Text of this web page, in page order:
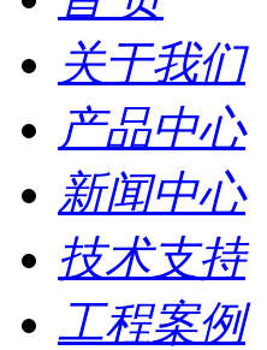
关于我们
产品中心
新闻中心
技术支持
工程案例